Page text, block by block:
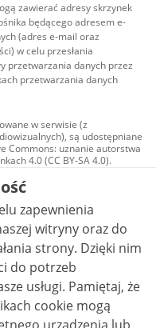
zawierać adresy skrzynek
będącego adresem e-
(adres e-mail oraz
w celu przesłania
przetwarzania danych przez
przetwarzania danych
w serwisie (z
są udostępniane
Commons: uznanie autorstwa
4.0 (CC BY-SA 4.0).
w tym zdjęcia, materiały
na licencji typu
autorstwa użycie
zależnych 4.0 (CC BY-
to stwierdzone inaczej.
zapewnienia
witryny oraz do
Dzięki nim
do potrzeb
Pamiętaj, że
cookie mogą